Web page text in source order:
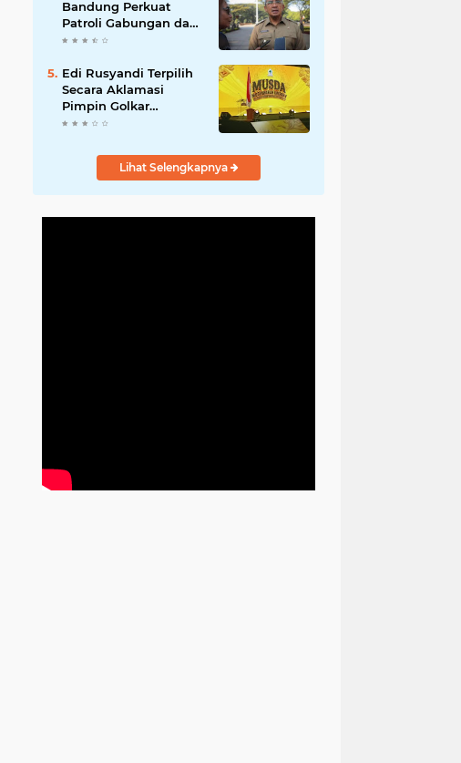
Hadirkan Program
Nyata untuk
Masyarakat
Bandung Perkuat
Patroli Gabungan dan
Pengawasan Digital
Edi Rusyandi Terpilih
Secara Aklamasi
Pimpin Golkar
Bandung Barat,
Kepemimpinan
Harmonis "TurunLihat Selengkapnya